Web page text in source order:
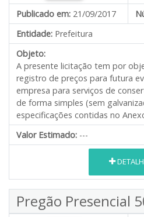
Publicado em: 21/09/2017
Entidade: Prefeitura
Objeto:
A presente licitação tem por
registro de preços para futura
empresa para serviços de
de forma simples (sem
especificações contidas no
Valor Estimado: ---
Pregão Presencial